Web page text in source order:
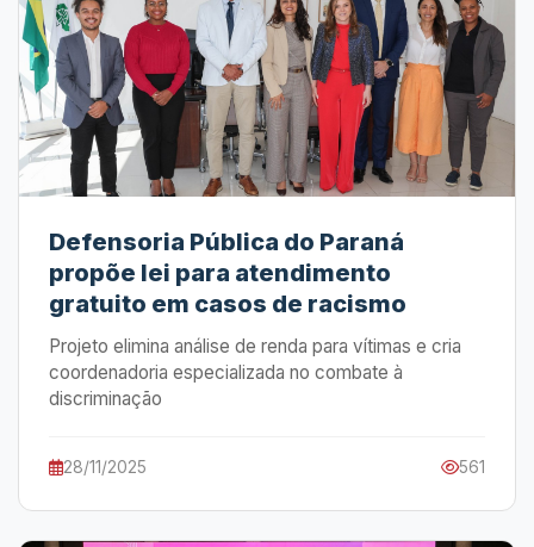
Defensoria Pública do Paraná
propõe lei para atendimento
gratuito em casos de racismo
Projeto elimina análise de renda para vítimas e cria
coordenadoria especializada no combate à
discriminação
28/11/2025 561